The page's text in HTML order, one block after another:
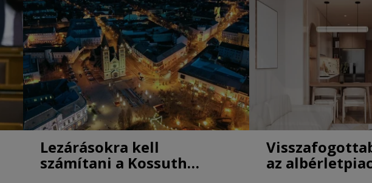
Lezárásokra kell
számítani a Kossuth az